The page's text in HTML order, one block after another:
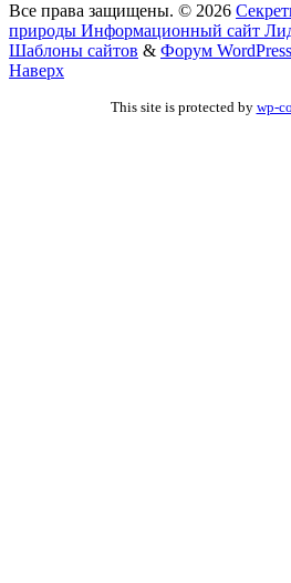
Все права защищены. © 2026
природы Информационный сайт
Шаблоны сайтов & Форум WordPress
Наверх
This site is protected by wp-